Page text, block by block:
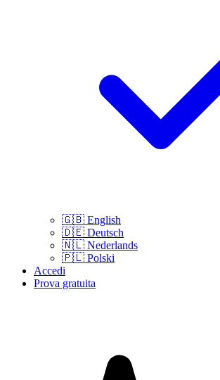
🇬🇧 English
🇩🇪 Deutsch
🇳🇱 Nederlands
🇵🇱 Polski
Accedi
Prova gratuita